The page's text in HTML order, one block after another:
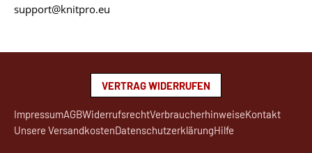
support@knitpro.eu
VERTRAG WIDERRUFEN
ImpressumAGBWiderrufsrechtVerbraucherhinweiseKontakt
Unsere VersandkostenDatenschutzerklärungHilfe